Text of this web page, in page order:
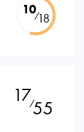
10⁄18
17⁄55